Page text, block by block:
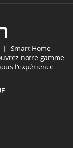
| Smart Home
notre gamme
l'expérience